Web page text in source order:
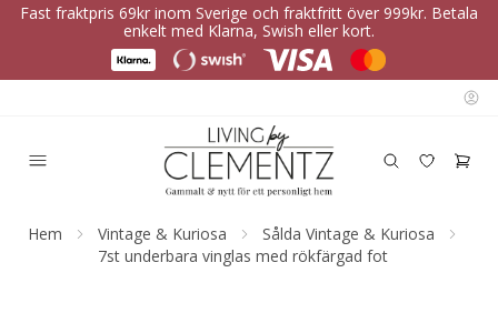
Fast fraktpris 69kr inom Sverige och fraktfritt över 999kr. Betala
enkelt med Klarna, Swish eller kort.
Hem Vintage & Kuriosa
Sålda Vintage & Kuriosa
7st underbara vinglas med rökfärgad fot